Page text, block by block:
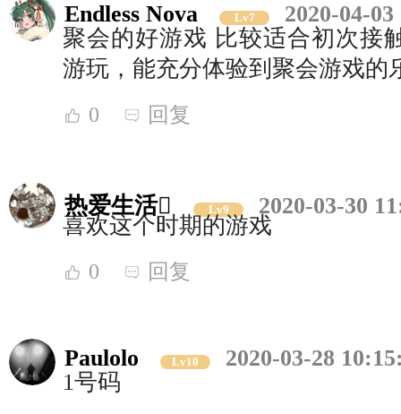
Endless Nova Lv7
2020-04-
聚会的好游戏 比较适合初次接
游玩，能充分体验到聚会游戏的
0 回复
热爱生活 Lv9 2020-03-30
喜欢这个时期的游戏
0 回复
Paulolo Lv10
2020-03-28
1号码